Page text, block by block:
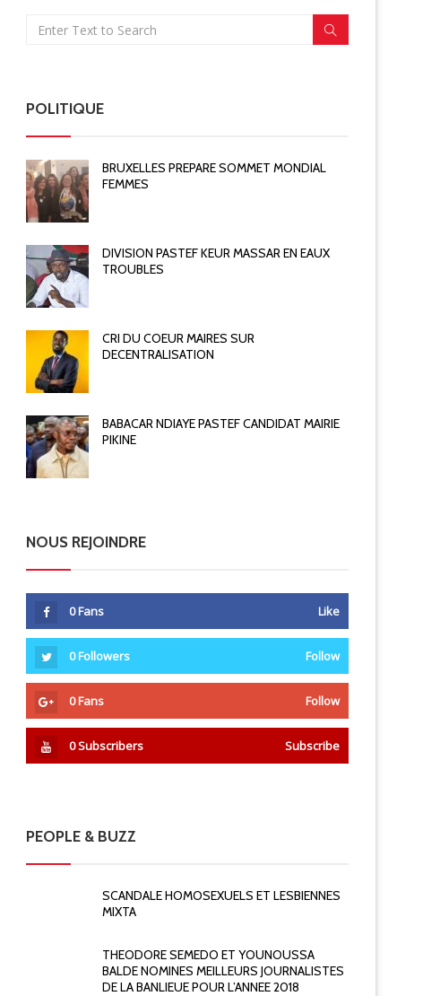
POLITIQUE
BRUXELLES PREPARE SOMMET MONDIAL
FEMMES
DIVISION PASTEF KEUR MASSAR EN EAUX
TROUBLES
CRI DU COEUR MAIRES SUR
DECENTRALISATION
BABACAR NDIAYE PASTEF CANDIDAT MAIRIE
PIKINE
NOUS REJOINDRE
0Fans Like
0Followers Follow
0Fans Follow
0Subscribers Subscribe
PEOPLE & BUZZ
SCANDALE HOMOSEXUELS ET LESBIENNES
MIXTA
THEODORE SEMEDO ET YOUNOUSSA
BALDE NOMINES MEILLEURS JOURNALISTES
DE LA BANLIEUE POUR L’ANNEE 2018